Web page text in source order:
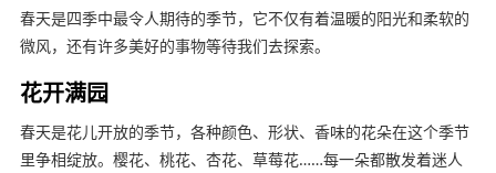
春天是四季中最令人期待的季节，它不仅有着温暖的阳光和柔软的
微风，还有许多美好的事物等待我们去探索。
花开满园
春天是花儿开放的季节，各种颜色、形状、香味的花朵在这个季节
里争相绽放。樱花、桃花、杏花、草莓花……每一朵都散发着迷人